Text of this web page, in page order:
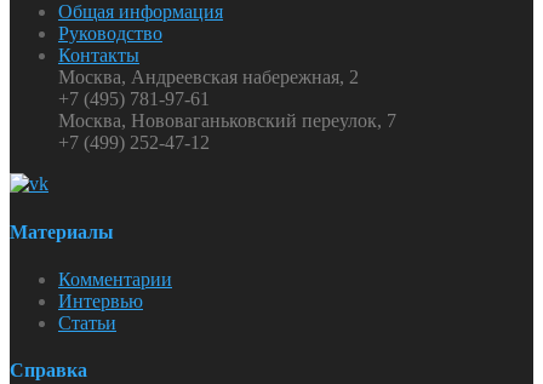
Общая информация
Руководство
Контакты
Москва, Андреевская набережная, 2
+7 (495) 781-97-61
Москва, Нововаганьковский переулок, 7
+7 (499) 252-47-12
Материалы
Комментарии
Интервью
Статьи
Справка